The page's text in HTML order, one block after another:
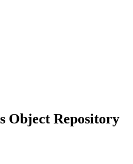
Object Repository